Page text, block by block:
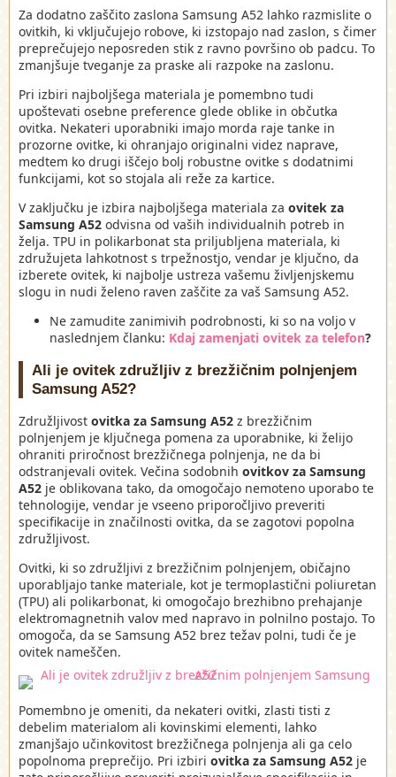
Za dodatno zaščito zaslona Samsung A52 lahko razmislite o
ovitkih, ki vključujejo robove, ki izstopajo nad zaslon, s čimer
preprečujejo neposreden stik z ravno površino ob padcu. To
zmanjšuje tveganje za praske ali razpoke na zaslonu.
Pri izbiri najboljšega materiala je pomembno tudi
upoštevati osebne preference glede oblike in občutka
ovitka. Nekateri uporabniki imajo morda raje tanke in
prozorne ovitke, ki ohranjajo originalni videz naprave,
medtem ko drugi iščejo bolj robustne ovitke s dodatnimi
funkcijami, kot so stojala ali reže za kartice.
V zaključku je izbira najboljšega materiala za ovitek za
Samsung A52 odvisna od vaših individualnih potreb in
želja. TPU in polikarbonat sta priljubljena materiala, ki
združujeta lahkotnost s trpežnostjo, vendar je ključno, da
izberete ovitek, ki najbolje ustreza vašemu življenjskemu
slogu in nudi želeno raven zaščite za vaš Samsung A52.
Ne zamudite zanimivih podrobnosti, ki so na voljo v
naslednjem članku: Kdaj zamenjati ovitek za telefon?
Ali je ovitek združljiv z brezžičnim polnjenjem
Samsung A52?
Združljivost ovitka za Samsung A52 z brezžičnim
polnjenjem je ključnega pomena za uporabnike, ki želijo
ohraniti priročnost brezžičnega polnjenja, ne da bi
odstranjevali ovitek. Večina sodobnih ovitkov za Samsung
A52 je oblikovana tako, da omogočajo nemoteno uporabo te
tehnologije, vendar je vseeno priporočljivo preveriti
specifikacije in značilnosti ovitka, da se zagotovi popolna
združljivost.
Ovitki, ki so združljivi z brezžičnim polnjenjem, običajno
uporabljajo tanke materiale, kot je termoplastični poliuretan
(TPU) ali polikarbonat, ki omogočajo brezhibno prehajanje
elektromagnetnih valov med napravo in polnilno postajo. To
omogoča, da se Samsung A52 brez težav polni, tudi če je
ovitek nameščen.
Pomembno je omeniti, da nekateri ovitki, zlasti tisti z
debelim materialom ali kovinskimi elementi, lahko
zmanjšajo učinkovitost brezžičnega polnjenja ali ga celo
popolnoma preprečijo. Pri izbiri ovitka za Samsung A52 je